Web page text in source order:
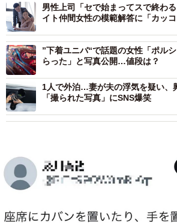
男性上司「セで始まってスで終わ
イト仲間女性の模範解答に「カッコ
”下着ユニバ“で話題の女性「ポル
らった」と写真公開…値段は？
1人で外泊…妻が夫の浮気を疑い
「撮られた写真」にSNS爆笑